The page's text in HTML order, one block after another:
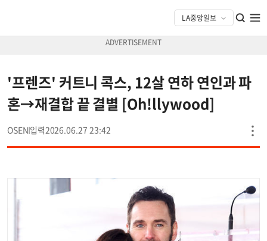
'프렌즈' 커트니 콕스, 12살 연하 연인과 파
혼→재결합 끝 결별 [Oh!llywood]
OSEN 2026.06.27 23:42